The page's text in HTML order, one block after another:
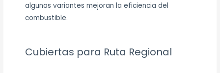
algunas variantes mejoran la eficiencia del
combustible.
Cubiertas para Ruta Regional